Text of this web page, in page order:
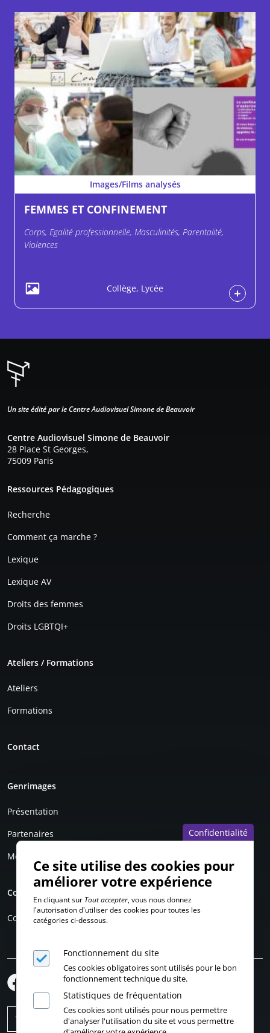
Images/Films analysés
FEMMES ET CONFINEMENT
Corps, Egalité professionnelle, Masculinités, Parentalité,
Violences
Collège, Lycée
Un site édité par le Centre Audiovisuel Simone de Beauvoir
Centre Audiovisuel Simone de Beauvoir
28 Place St Georges,
75009 Paris
Ressources Pédagogiques
Recherche
Comment ça marche ?
Lexique
Lexique AV
Droits des femmes
Droits LGBTQI+
Ateliers / Formations
Ateliers
Formations
Contact
Genrimages
Présentation
Partenaires
Mentions légales
Compte personnel
Connexion
Confidentialité
Ce site utilise des cookies pour
améliorer votre expérience
En cliquant sur Tout accepter, vous nous donnez
l'autorisation d'utiliser des cookies pour toutes les
catégories ci-dessous.
Fonctionnement du site
Ces cookies obligatoires sont utilisés pour le bon
fonctionnement technique du site.
Statistiques de fréquentation
Ces cookies sont utilisés pour nous permettre
d'analyser l'utilisation du site et vous permettre